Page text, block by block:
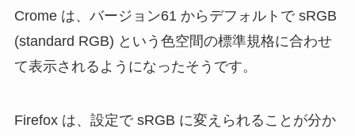
Crome は、バージョン61 からデフォルトで sRGB
(standard RGB) という色空間の標準規格に合わせ
て表示されるようになったそうです。
Firefox は、設定で sRGB に変えられることが分か